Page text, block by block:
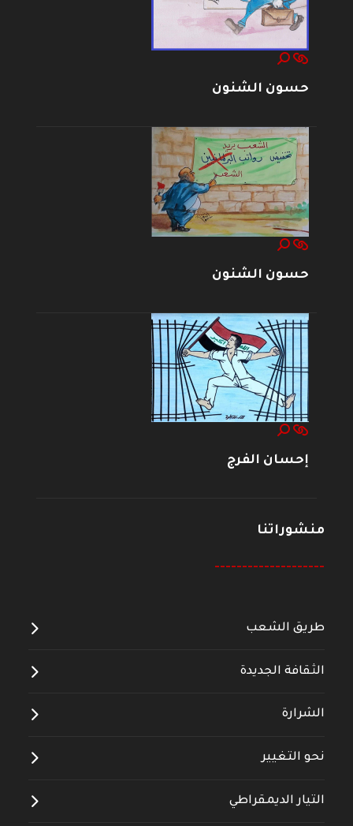
حسون الشنون
حسون الشنون
إحسان الفرج
منشوراتنا
--------------------
طريق الشعب
الثقافة الجديدة
الشرارة
نحو التغيير
التيار الديمقراطي